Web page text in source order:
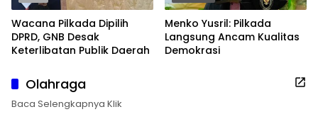
Wacana Pilkada Dipilih
DPRD, GNB Desak
Keterlibatan Publik Daerah
Menko Yusril: Pilkada
Langsung Ancam Kualitas
Demokrasi
Olahraga
Baca Selengkapnya Klik